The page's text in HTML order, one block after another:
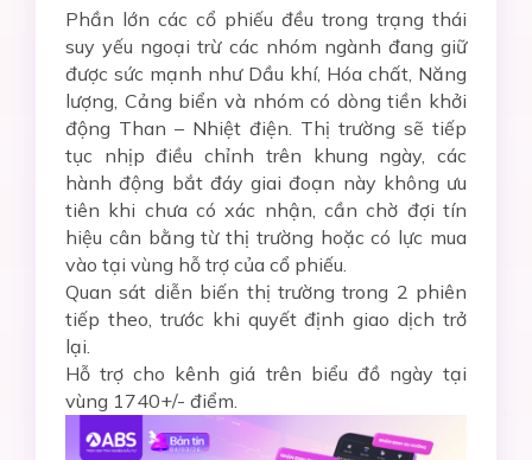
Phần lớn các cổ phiếu đều trong trạng thái
suy yếu ngoại trừ các nhóm ngành đang giữ
được sức mạnh như Dầu khí, Hóa chất, Năng
lượng, Cảng biển và nhóm có dòng tiền khởi
động Than – Nhiệt điện. Thị trường sẽ tiếp
tục nhịp điều chỉnh trên khung ngày, các
hành động bắt đáy giai đoạn này không ưu
tiên khi chưa có xác nhận, cần chờ đợi tín
hiệu cân bằng từ thị trường hoặc có lực mua
vào tại vùng hỗ trợ của cổ phiếu.
Quan sát diễn biến thị trường trong 2 phiên
tiếp theo, trước khi quyết định giao dịch trở
lại.
Hỗ trợ cho kênh giá trên biểu đồ ngày tại
vùng 1740+/- điểm.